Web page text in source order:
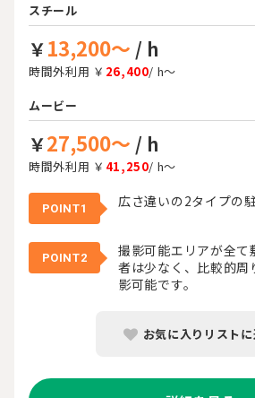
スチール
￥13,200～ / h
時間外利用 ￥ 26,400/ h～
ムービー
￥27,500～ / h
時間外利用 ￥ 41,250/ h～
POINT1 広さ違いの2タイプの
POINT2
撮影可能エリアが全て
者は少なく、比較的周
影可能です。
お気に入りリストに